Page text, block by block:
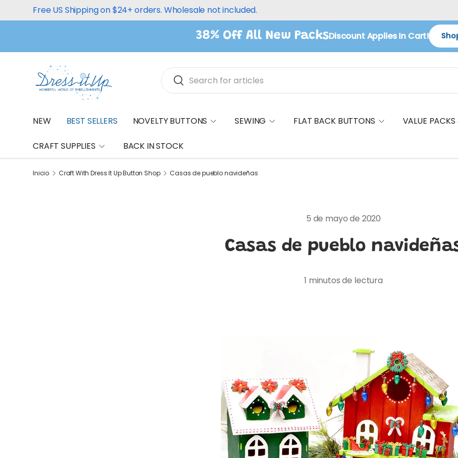
Ir al contenido
Free US Shipping on $24+ orders. Wholesale not included.
38% Off All New PacksDiscount Applies In Cart!
Buscar
Buscar
NEW BEST SELLERS NOVELTY BUTTONS SEWING FLAT BACK BUTTONS VALUE
CRAFT SUPPLIES BACK IN STOCK
Inicio Craft With Dress It Up Button Shop Casas de pueblo navideñas
5 de mayo de 2020
Casas de pueblo
1 minutos de lectura